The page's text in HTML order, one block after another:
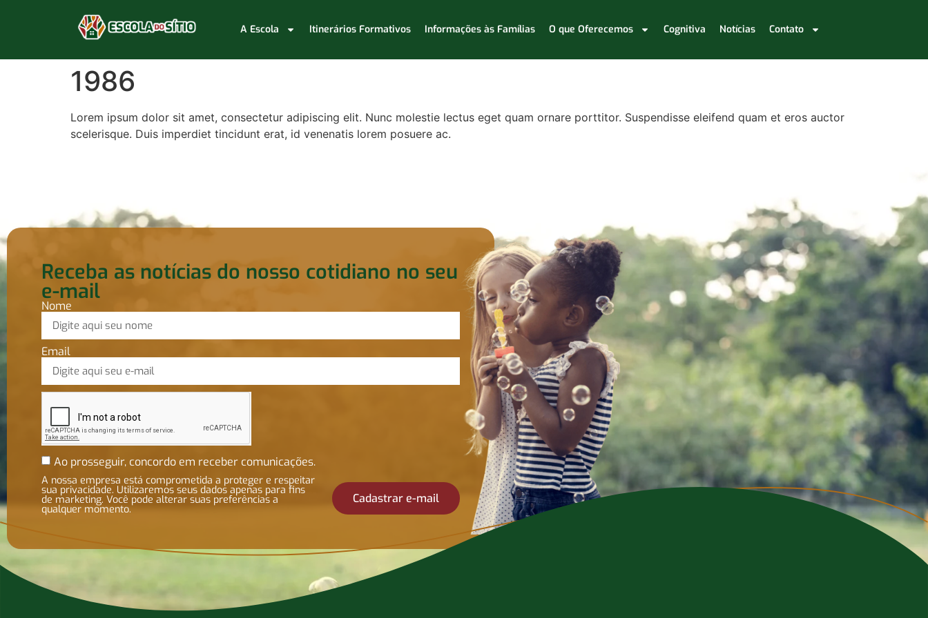
A Escola Itinerários Formativos Informações às Famílias O que Oferecemos Cognitiva Notícias Contato
1986
Lorem ipsum dolor sit amet, consectetur adipiscing elit. Nunc molestie lectus eget quam ornare porttitor. Suspendisse eleifend quam et eros auctor
scelerisque. Duis imperdiet tincidunt erat, id venenatis lorem posuere ac.
Receba as notícias do nosso cotidiano no seu
e-mail
Nome
Email
Ao prosseguir, concordo em receber comunicações.
A nossa empresa está comprometida a proteger e respeitar
sua privacidade. Utilizaremos seus dados apenas para fins
de marketing. Você pode alterar suas preferências a
qualquer momento.
Cadastrar e-mail